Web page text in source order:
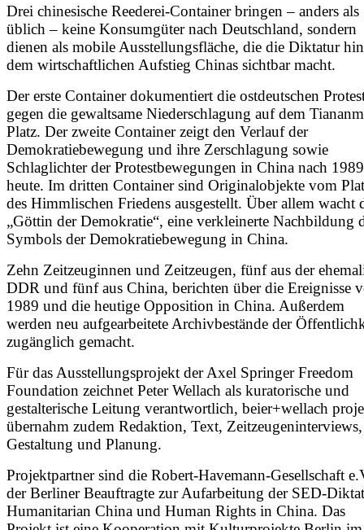
Drei chinesische Reederei-Container bringen – anders als
üblich – keine Konsumgüter nach Deutschland, sondern
dienen als mobile Ausstellungsfläche, die die Diktatur
dem wirtschaftlichen Aufstieg Chinas sichtbar macht.
Der erste Container dokumentiert die ostdeutschen
gegen die gewaltsame Niederschlagung auf dem
Platz. Der zweite Container zeigt den Verlauf der
Demokratiebewegung und ihre Zerschlagung sowie
Schlaglichter der Protestbewegungen in China nach
heute. Im dritten Container sind Originalobjekte vom
des Himmlischen Friedens ausgestellt. Über allem wacht
„Göttin der Demokratie“, eine verkleinerte Nachbildung
Symbols der Demokratiebewegung in China.
Zehn Zeitzeuginnen und Zeitzeugen, fünf aus der
DDR und fünf aus China, berichten über die Ereignisse
1989 und die heutige Opposition in China. Außerdem
werden neu aufgearbeitete Archivbestände der
zugänglich gemacht.
Für das Ausstellungsprojekt der Axel Springer Freedom
Foundation zeichnet Peter Wellach als kuratorische und
gestalterische Leitung verantwortlich, beier+wellach
übernahm zudem Redaktion, Text, Zeitzeugeninterviews,
Gestaltung und Planung.
Projektpartner sind die Robert-Havemann-Gesellschaft
der Berliner Beauftragte zur Aufarbeitung der SED-
Humanitarian China und Human Rights in China. Das